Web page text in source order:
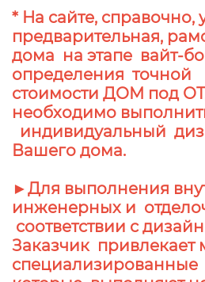
* На сайте, справочно,
предварительная,
дома на этапе вайт-
определения точной
стоимости ДОМ под
необходимо
индивидуальный
Вашего дома.
►Для выполнения
инженерных и
соответствии с
Заказчик привлекает
специализированные